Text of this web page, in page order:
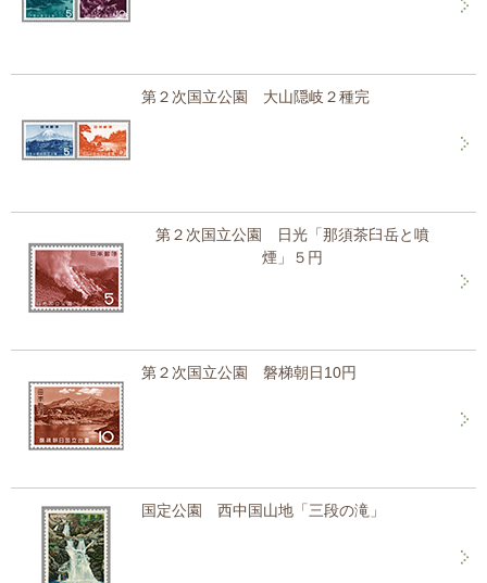
第２次国立公園 大山隠岐２種完
第２次国立公園 日光「那須茶臼岳と噴
煙」５円
第２次国立公園 磐梯朝日10円
国定公園 西中国山地「三段の滝」